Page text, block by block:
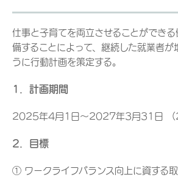
仕事と子育てを両立させることができ
備することによって、継続した就業者が
うに行動計画を策定する。
1．計画期間
2025年4月1日～2027年3月31日 （2
2．目標
① ワークライフバランス向上に資する